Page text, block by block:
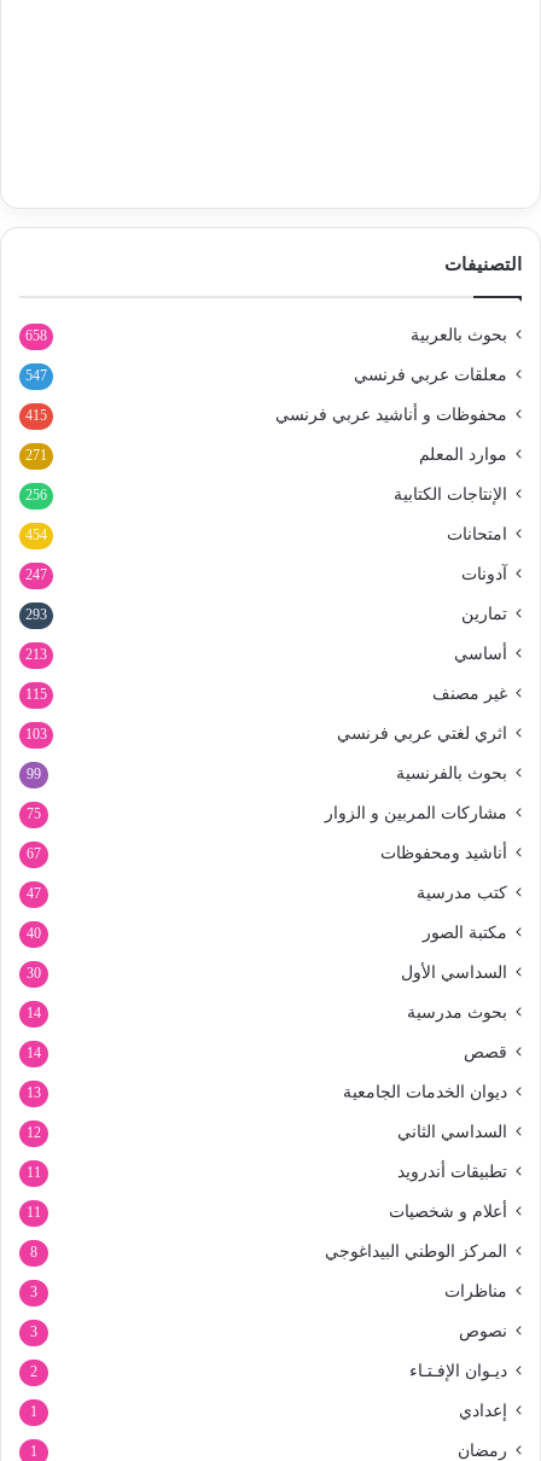
التصنيفات
بحوث بالعربية 658
معلقات عربي فرنسي 547
محفوظات و أناشيد عربي فرنسي 415
موارد المعلم 271
الإنتاجات الكتابية 256
امتحانات 454
آدونات 247
تمارين 293
أساسي 213
غير مصنف 115
اثري لغتي عربي فرنسي 103
بحوث بالفرنسية 99
مشاركات المربين و الزوار 75
أناشيد ومحفوظات 67
كتب مدرسية 47
مكتبة الصور 40
السداسي الأول 30
بحوث مدرسية 14
قصص 14
ديوان الخدمات الجامعية 13
السداسي الثاني 12
تطبيقات أندرويد 11
أعلام و شخصيات 11
المركز الوطني البيداغوجي 8
مناظرات 3
نصوص 3
ديـوان الإفـتـاء 2
إعدادي 1
رمضان 1